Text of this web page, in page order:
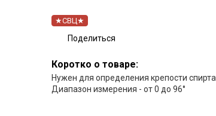
★СВЦ★
Поделиться
Коротко о товаре:
Нужен для определения крепости спирта.
Диапазон измерения - от 0 до 96°